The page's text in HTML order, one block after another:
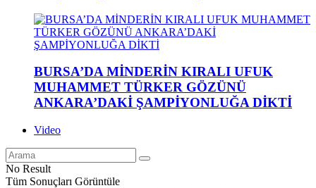
BURSA’DA MİNDERİN KIRALI UFUK
MUHAMMET TÜRKER GÖZÜNÜ
ANKARA’DAKİ ŞAMPİYONLUĞA DİKTİ
Video
No Result
Tüm Sonuçları Görüntüle